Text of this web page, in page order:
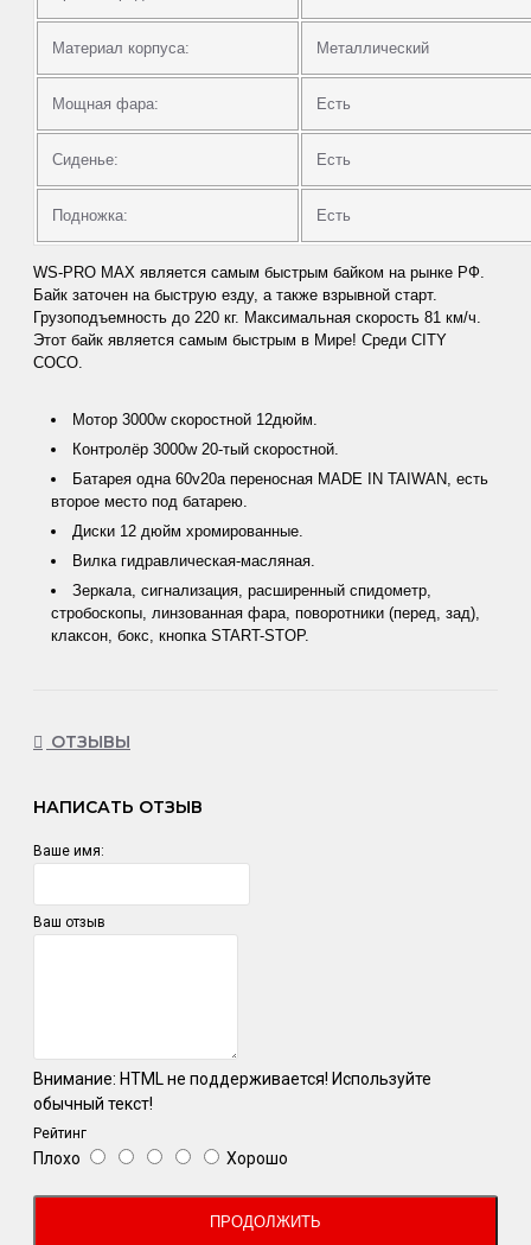
Материал корпуса: Металлический
Мощная фара: Есть
Сиденье: Есть
Подножка: Есть
WS-PRO MAX является самым быстрым байком на рынке РФ.
Байк заточен на быструю езду, а также взрывной старт.
Грузоподъемность до 220 кг. Максимальная скорость 81 км/ч.
Этот байк является самым быстрым в Мире! Среди CITY
COCO.
Мотор 3000w скоростной 12дюйм.
Контролёр 3000w 20-тый скоростной.
Батарея одна 60v20а переносная MADE IN TAIWAN, есть
второе место под батарею.
Диски 12 дюйм хромированные.
Вилка гидравлическая-масляная.
Зеркала, сигнализация, расширенный спидометр,
стробоскопы, линзованная фара, поворотники (перед, зад),
клаксон, бокс, кнопка START-STOP.
ОТЗЫВЫ
НАПИСАТЬ ОТЗЫВ
Ваше имя:
Ваш отзыв
Внимание: HTML не поддерживается! Используйте
обычный текст!
Рейтинг
Плохо Хорошо
ПРОДОЛЖИТЬ